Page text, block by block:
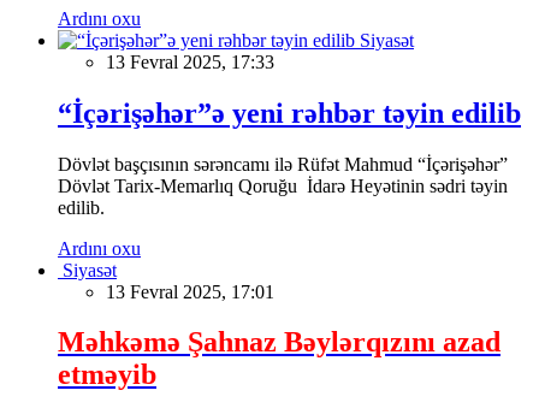
Ardını oxu
Siyasət
13 Fevral 2025, 17:33
“İçərişəhər”ə yeni rəhbər təyin edilib
Dövlət başçısının sərəncamı ilə Rüfət Mahmud “İçərişəhər”
Dövlət Tarix-Memarlıq Qoruğu İdarə Heyətinin sədri təyin
edilib.
Ardını oxu
Siyasət
13 Fevral 2025, 17:01
Məhkəmə Şahnaz Bəylərqızını azad
etməyib